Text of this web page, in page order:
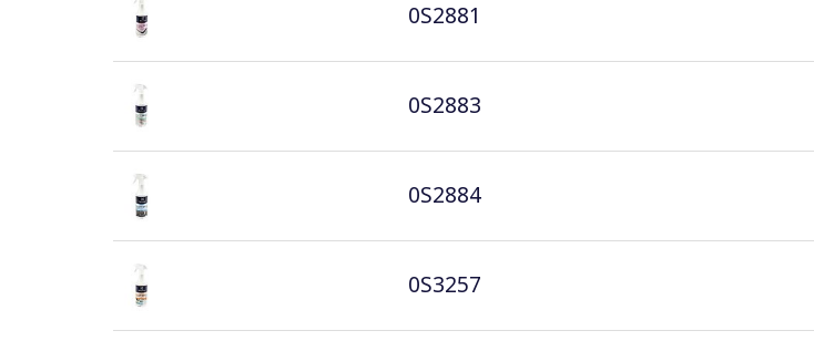
0S2881
0S2883
0S2884
0S3257